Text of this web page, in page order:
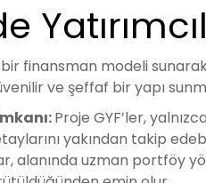
bir finansman modeli
ve şeffaf bir yapı
Proje GYF’ler,
yakından takip
alanında uzman portföy